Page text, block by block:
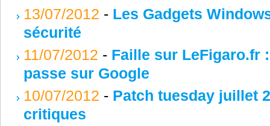
13/07/2012 - Les Gadgets
sécurité
11/07/2012 - Faille sur LeFigaro.fr
passe sur Google
10/07/2012 - Patch tuesday juillet
critiques